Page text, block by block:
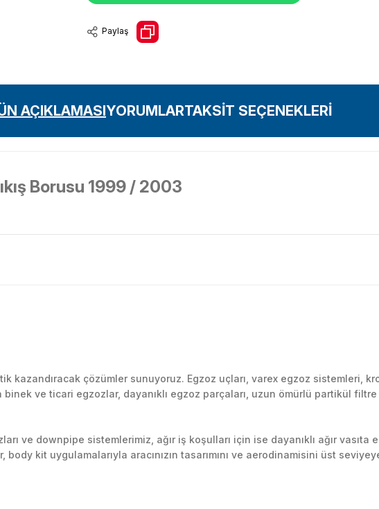
Paylaş
AÇIKLAMASIYORUMLARTAKSİT SEÇENEKLERİ
Borusu 1999 / 2003
Yorum Yaz
kazandıracak çözümler sunuyoruz. Egzoz uçları, varex egzoz sistemleri,
ve ticari egzozlar, dayanıklı egzoz parçaları, uzun ömürlü partikül
ve downpipe sistemlerimiz, ağır iş koşulları için ise dayanıklı ağır vasıta
kit uygulamalarıyla aracınızın tasarımını ve aerodinamisini üst